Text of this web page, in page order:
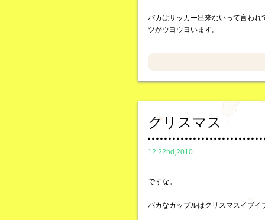
バカはサッカー出来ないって言わ
ツがウヨウヨいます。
クリスマス
12.22nd,2010
ですな。
バカなカップルはクリスマスイブ